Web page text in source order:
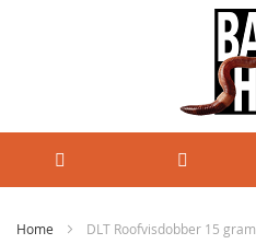
Home DLT Roofvisdobber 15 gram